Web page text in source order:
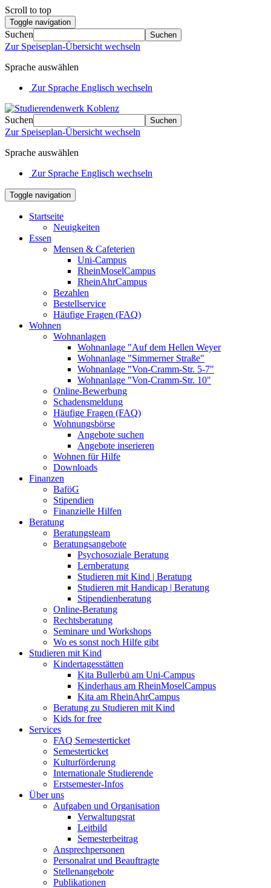
Scroll to top
Toggle navigation
Suchen Suchen
Zur Speiseplan-Übersicht wechseln
Sprache auswählen
Zur Sprache Englisch wechseln
Suchen Suchen
Zur Speiseplan-Übersicht wechseln
Sprache auswählen
Zur Sprache Englisch wechseln
Toggle navigation
Startseite
Neuigkeiten
Essen
Mensen & Cafeterien
Uni-Campus
RheinMoselCampus
RheinAhrCampus
Bezahlen
Bestellservice
Häufige Fragen (FAQ)
Wohnen
Wohnanlagen
Wohnanlage "Auf dem Hellen Weyer
Wohnanlage "Simmerner Straße"
Wohnanlage "Von-Cramm-Str. 5-7"
Wohnanlage "Von-Cramm-Str. 10"
Online-Bewerbung
Schadensmeldung
Häufige Fragen (FAQ)
Wohnungsbörse
Angebote suchen
Angebote inserieren
Wohnen für Hilfe
Downloads
Finanzen
BaföG
Stipendien
Finanzielle Hilfen
Beratung
Beratungsteam
Beratungsangebote
Psychosoziale Beratung
Lernberatung
Studieren mit Kind | Beratung
Studieren mit Handicap | Beratung
Stipendienberatung
Online-Beratung
Rechtsberatung
Seminare und Workshops
Wo es sonst noch Hilfe gibt
Studieren mit Kind
Kindertagesstätten
Kita Bullerbü am Uni-Campus
Kinderhaus am RheinMoselCampus
Kita am RheinAhrCampus
Beratung zu Studieren mit Kind
Kids for free
Services
FAQ Semesterticket
Semesterticket
Kulturförderung
Internationale Studierende
Erstsemester-Infos
Über uns
Aufgaben und Organisation
Verwaltungsrat
Leitbild
Semesterbeitrag
Ansprechpersonen
Personalrat und Beauftragte
Stellenangebote
Publikationen